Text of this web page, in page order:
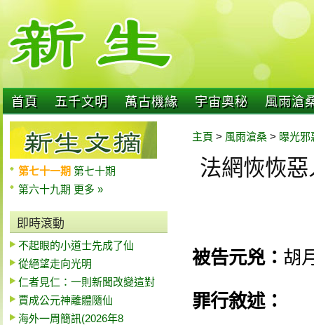
首頁 五千文明 萬古機緣 宇宙奧秘 風雨滄
第七十一期 第七十期
第六十九期 更多 »
即時滾動
不起眼的小道士先成了仙
從絕望走向光明
仁者見仁：一則新聞改變這對
賈成公元神離體隨仙
海外一周簡訊(2026年8
主頁 > 風雨滄桑 > 曝光邪
法網恢恢
被告元兇： 胡
罪行敘述：